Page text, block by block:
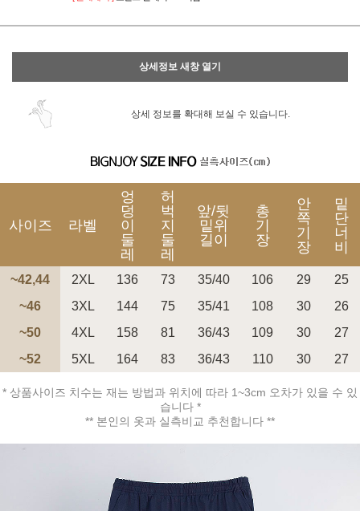
페이코 ID로 페
PAYCO 바로구매
상세정보 새창 열기
상세 정보를 확대해 보실 수 있습니다.
사이즈 라벨
엉
덩
이
둘
레
허
벅
지
둘
레
앞/뒷
밑위
길이
총
기
장
안
쪽
기
장
밑
단
너
비
~42,44 2XL 136 73 35/40 106 29
25
~46
3XL 144 75 35/41 108 30
26
~50
4XL 158 81 36/43 109 30
27
~52
5XL 164 83 36/43 110 30 27
* 상품사이즈 치수는 재는 방법과 위치에 따라 1~3cm 오차가 있을 수 있
습니다 *
** 본인의 옷과 실측비교 추천합니다 **